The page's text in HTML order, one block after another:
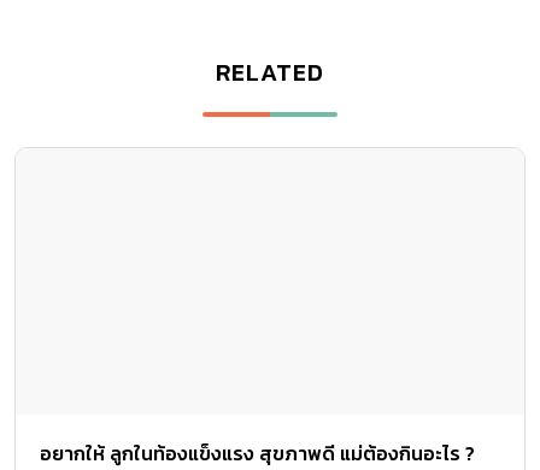
RELATED
อยากให้ ลูกในท้องแข็งแรง สุขภาพดี แม่ต้องกินอะไร ?